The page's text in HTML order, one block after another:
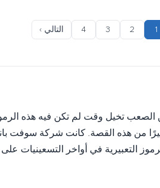
1
2
3
4 التالي ›
الصعب تخيل وقت لم تكن فيه هذه
من هذه القصة. كانت شركة سوفت
التعبيرية في أواخر التسعينيات على